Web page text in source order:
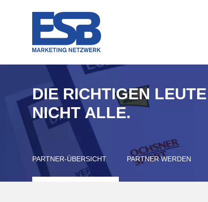
DIE RICHTIGEN
NICHT ALLE.
PARTNER-ÜBERSICHT PARTNER WERDEN